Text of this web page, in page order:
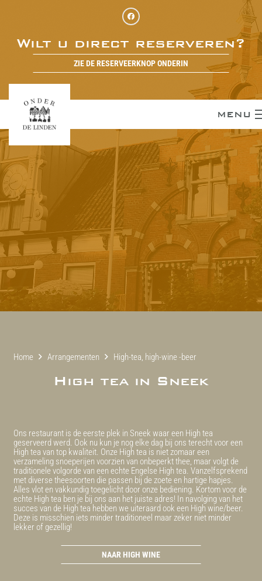
MENU
Wilt u direct reserveren?
ZIE DE RESERVEERKNOP ONDERIN
Home Arrangementen High-tea, high-wine -beer
High tea in Sneek
Ons restaurant is de eerste plek in Sneek waar een High tea
geserveerd werd. Ook nu kun je nog elke dag bij ons terecht voor een
High tea van top kwaliteit. Onze High tea is niet zomaar een
verzameling snoeperijen voorzien van onbeperkt thee, maar volgt de
traditionele volgorde van een echte Engelse High tea. Vanzelfsprekend
met diverse theesoorten die passen bij de zoete en hartige hapjes.
Alles vlot en vakkundig toegelicht door onze bediening. Kortom voor de
echte High tea ben je bij ons aan het juiste adres! In navolging van het
succes van de High tea hebben we uiteraard ook een High wine/beer.
Deze is misschien iets minder traditioneel maar zeker niet minder
lekker of gezellig!
NAAR HIGH WINE